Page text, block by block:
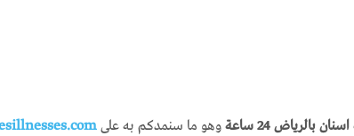
بالرياض 24 ساعة وهو ما سنمدكم به على